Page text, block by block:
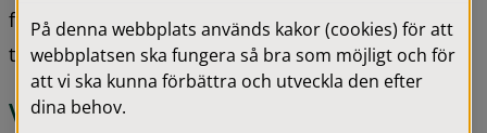
fritidsområde med en utegård som lockar barnen
till fantasi och utforskande lek.
Vi har fullt av solstrålar och stjärnor
På denna webbplats används kakor (cookies) för att
webbplatsen ska fungera så bra som möjligt och för
att vi ska kunna förbättra och utveckla den efter
dina behov.